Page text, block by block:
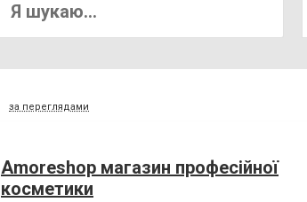
за переглядами
Amoreshop магазин професійної
косметики